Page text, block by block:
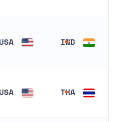
IND
USA
THA
USA